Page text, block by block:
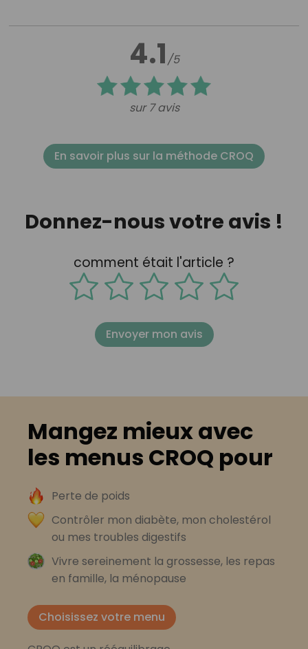
4.1/5
sur 7 avis
En savoir plus sur la méthode CROQ
Donnez-nous votre avis !
comment était l'article ?
Envoyer mon avis
Mangez mieux avec
les menus CROQ pour
Perte de poids
Contrôler mon diabète, mon cholestérol
ou mes troubles digestifs
Vivre sereinement la grossesse, les repas
en famille, la ménopause
Choisissez votre menu